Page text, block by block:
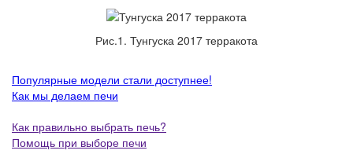
Рис.1. Тунгуска 2017 терракота
Популярные модели стали доступнее!
Как мы делаем печи
Как правильно выбрать печь?
Помощь при выборе печи